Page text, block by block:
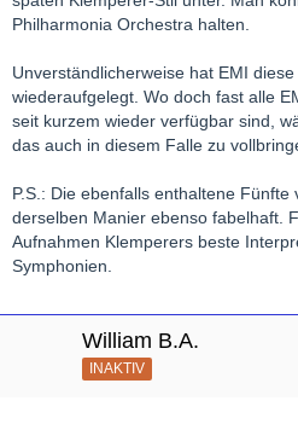
Philharmonia Orchestra halten.
Unverständlicherweise hat EMI
wiederaufgelegt. Wo doch fast alle
seit kurzem wieder verfügbar sind,
das auch in diesem Falle zu
P.S.: Die ebenfalls enthaltene Fünfte
derselben Manier ebenso fabelhaft.
Aufnahmen Klemperers beste
Symphonien.
William B.A.
INAKTIV